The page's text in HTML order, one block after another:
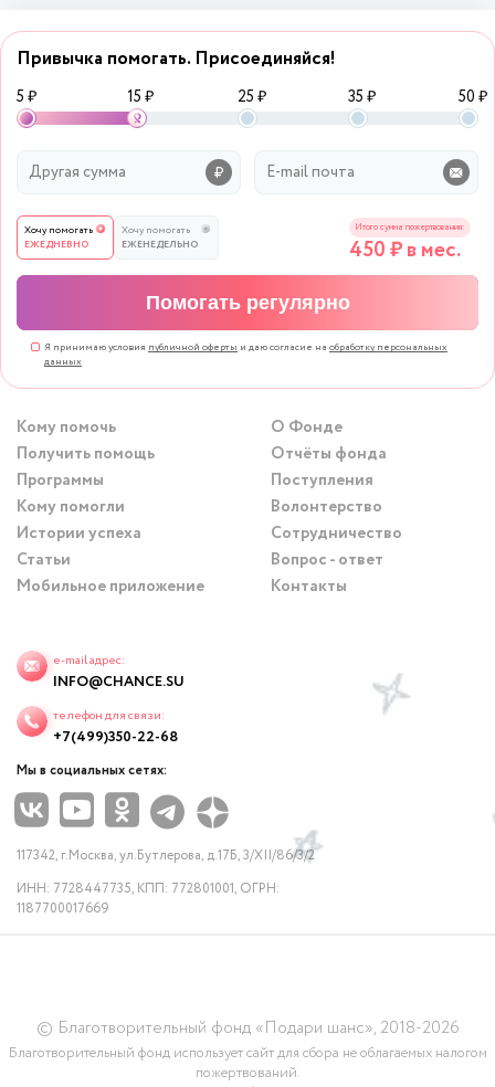
Привычка помогать. Присоединяйся!
5 ₽ 15 ₽ 25 ₽ 35 ₽ 50 ₽
Хочу помогать
ЕЖЕДНЕВНО
Хочу помогать
ЕЖЕНЕДЕЛЬНО
Итого сумма пожертвования:
450₽ в мес.
Помогать регулярно
Я принимаю условия публичной оферты и даю согласие на обработку персональных
данных
Кому помочь
Получить помощь
Программы
Кому помогли
Истории успеха
Статьи
Мобильное приложение
О Фонде
Отчёты фонда
Поступления
Волонтерство
Сотрудничество
Вопрос - ответ
Контакты
e-mail адрес:
INFO@CHANCE.SU
телефон для связи:
+7(499)350-22-68
Мы в социальных сетях:
117342, г.Москва, ул.Бутлерова, д.17Б, 3/XII/86/3/2
ИНН: 7728447735, КПП: 772801001, ОГРН:
1187700017669
© Благотворительный фонд «Подари шанс», 2018-2026
Благотворительный фонд использует сайт для сбора не облагаемых налогом
пожертвований.